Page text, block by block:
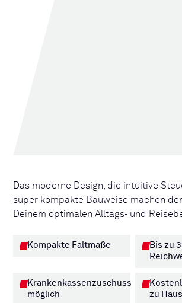
Das moderne Design, die intuitive
super kompakte Bauweise machen
Deinem optimalen Alltags- und
Kompakte Faltmaße
Bis zu
Krankenkassenzuschuss
möglich
zu